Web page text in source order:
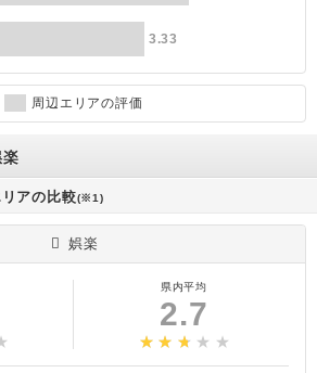
3.33
周辺エリアの評価
アの比較(※1)
娯楽
県内平均
2.7